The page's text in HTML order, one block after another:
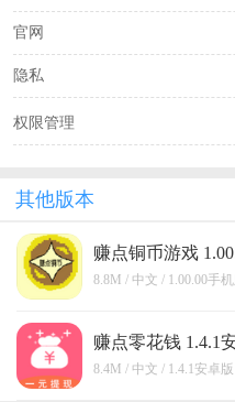
官网
隐私
权限管理
其他版本
赚点铜币游戏
8.8M / 中文 / 1.00.00手机
赚点零花钱 1.4.1
8.4M / 中文 / 1.4.1安卓版